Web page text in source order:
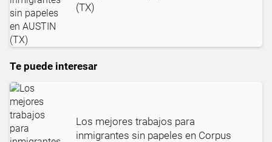
(TX)
Te puede interesar
Los mejores trabajos para
inmigrantes sin papeles en Corpus